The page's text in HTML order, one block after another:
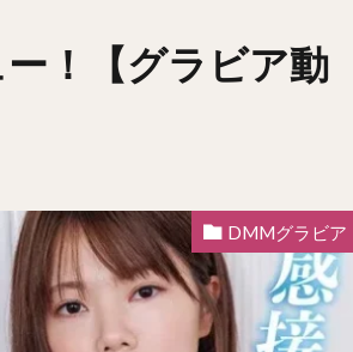
！【グラビア動
DMMグラビア